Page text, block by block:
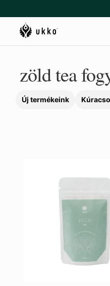
a
navigációhoz
a
tartalomba
zöld tea
Új termékeink